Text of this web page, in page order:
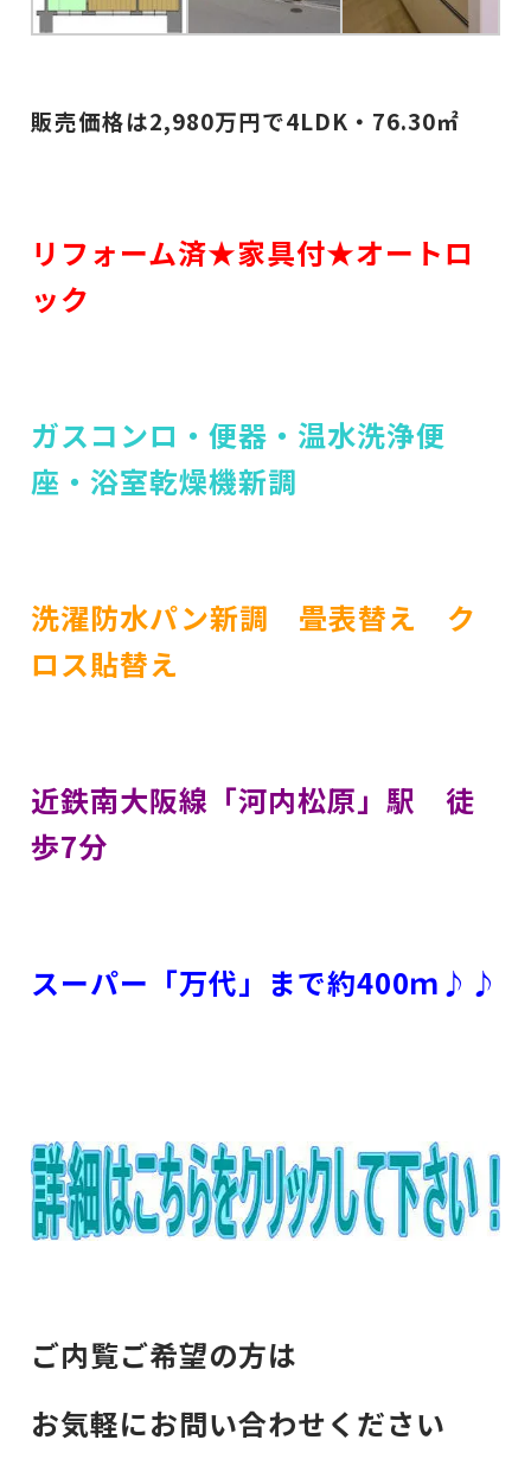
販売価格は2,980万円で4LDK・76.30㎡
リフォーム済★家具付★オートロ
ック
ガスコンロ・便器・温水洗浄便
座・浴室乾燥機新調
洗濯防水パン新調 畳表替え ク
ロス貼替え
近鉄南大阪線「河内松原」駅 徒
歩7分
スーパー「万代」まで約400ｍ♪♪
ご内覧ご希望の方は
お気軽にお問い合わせください